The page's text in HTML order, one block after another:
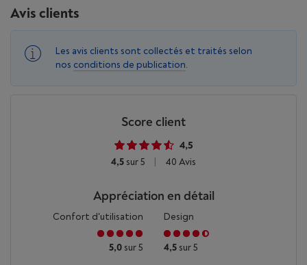
Avis clients
Les avis clients sont collectés et traités selon
nos conditions de publication.
Score client
4,5
4,5 sur 5 40 Avis
Appréciation en détail
Confort d'utilisation
5,0 sur 5
Design
4,5 sur 5